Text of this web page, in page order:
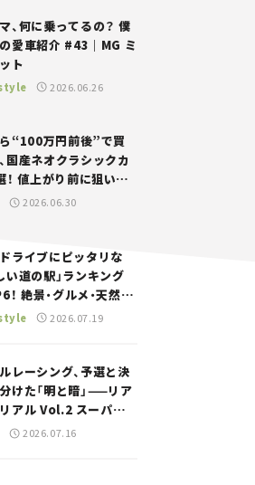
、何に乗ってるの？ 僕
愛車紹介 #43｜MG ミ
ト
2026.06.26
“100万円前後”で買
国産ネオクラシックカ
！ 値上がり前に狙いた
古車探しをお手伝い――ち
2026.06.30
ライブにピッタリな
い道の駅」ランキング
！ 絶景・グルメ・天然ク
など、避暑におすすめ
2026.07.19
レーシング、予選と決
けた「明と暗」——リア
アル Vol.2 スーパー
開幕戦 岡山国際サ
2026.07.16